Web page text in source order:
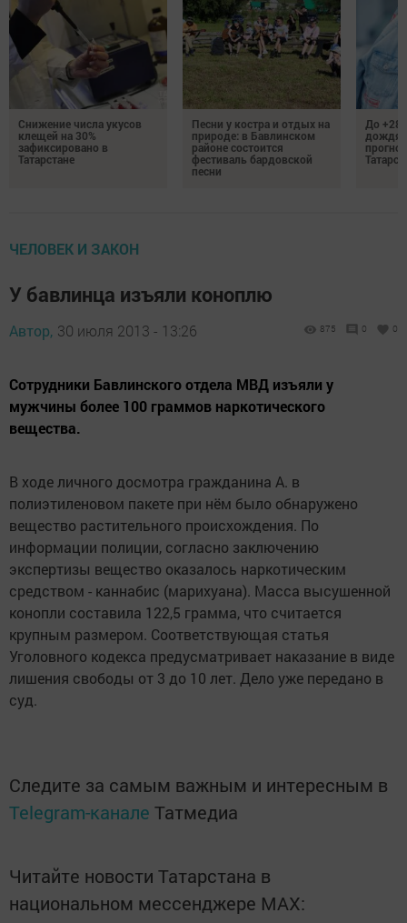
Снижение числа укусов
клещей на 30%
зафиксировано в
Татарстане
Песни у костра и отдых на
природе: в Бавлинском
районе состоится
фестиваль бардовской
песни
До +28
ЧЕЛОВЕК И ЗАКОН
У бавлинца изъяли коноплю
Автор, 30 июля 2013 - 13:26 875 0 0
Сотрудники Бавлинского отдела МВД изъяли у
мужчины более 100 граммов наркотического
вещества.
В ходе личного досмотра гражданина А. в
полиэтиленовом пакете при нём было обнаружено
вещество растительного происхождения. По
информации полиции, согласно заключению
экспертизы вещество оказалось наркотическим
средством - каннабис (марихуана). Масса высушенной
конопли составила 122,5 грамма, что считается
крупным размером. Соответствующая статья
Уголовного кодекса предусматривает наказание в виде
лишения свободы от 3 до 10 лет. Дело уже передано в
суд.
Следите за самым важным и интересным в
Telegram-канале Татмедиа
Читайте новости Татарстана в
национальном мессенджере MАХ: